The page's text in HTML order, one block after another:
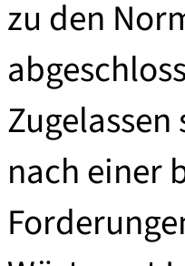
zu den
nach einer